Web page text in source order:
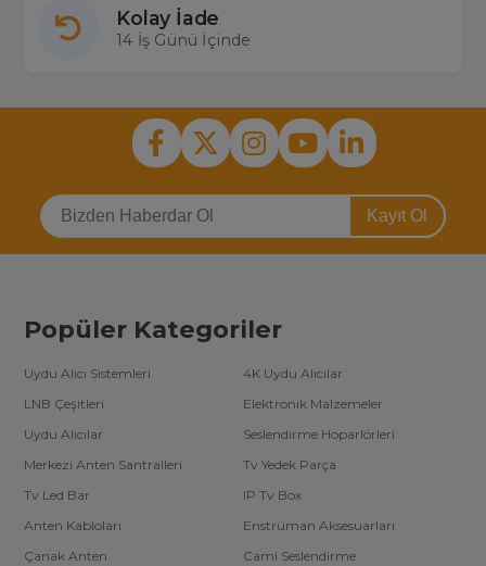
Kolay İade
14 İş Günü İçinde
Kayıt Ol
Popüler Kategoriler
Uydu Alıcı Sistemleri
4K Uydu Alıcılar
LNB Çeşitleri
Elektronik Malzemeler
Uydu Alıcılar
Seslendirme Hoparlörleri
Merkezi Anten Santralleri
Tv Yedek Parça
Tv Led Bar
IP Tv Box
Anten Kabloları
Enstrüman Aksesuarları
Çanak Anten
Cami Seslendirme